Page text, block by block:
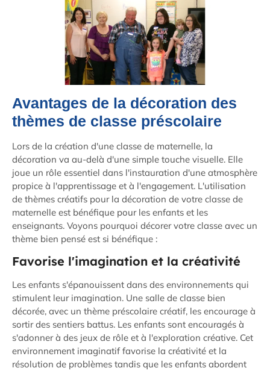
Avantages de la décoration des
thèmes de classe préscolaire
Lors de la création d'une classe de maternelle, la
décoration va au-delà d'une simple touche visuelle. Elle
joue un rôle essentiel dans l'instauration d'une atmosphère
propice à l'apprentissage et à l'engagement. L'utilisation
de thèmes créatifs pour la décoration de votre classe de
maternelle est bénéfique pour les enfants et les
enseignants. Voyons pourquoi décorer votre classe avec un
thème bien pensé est si bénéfique :
Favorise l'imagination et la créativité
Les enfants s'épanouissent dans des environnements qui
stimulent leur imagination. Une salle de classe bien
décorée, avec un thème préscolaire créatif, les encourage à
sortir des sentiers battus. Les enfants sont encouragés à
s'adonner à des jeux de rôle et à l'exploration créative. Cet
environnement imaginatif favorise la créativité et la
résolution de problèmes tandis que les enfants abordent